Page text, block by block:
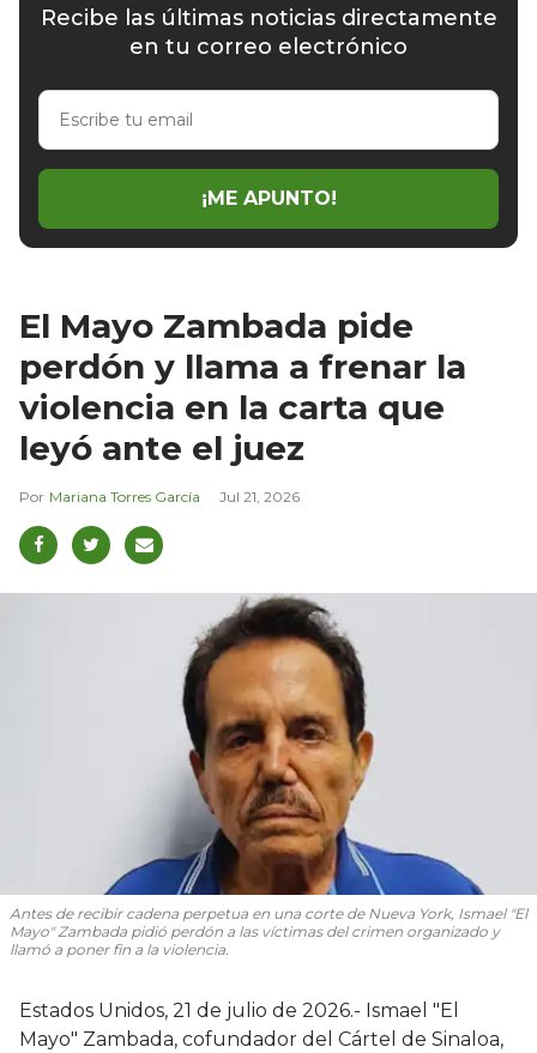
Recibe las últimas noticias directamente
en tu correo electrónico
Escribe
email
¡ME APUNTO!
El Mayo Zambada pide
perdón y llama a frenar la
violencia en la carta que
leyó ante el juez
Mariana Torres García Jul 21, 2026
Antes de recibir cadena perpetua en una corte de Nueva York, Ismael "El
Mayo" Zambada pidió perdón a las víctimas del crimen organizado y
llamó a poner fin a la violencia.
Estados Unidos, 21 de julio de 2026.- Ismael "El
Mayo" Zambada, cofundador del Cártel de Sinaloa,